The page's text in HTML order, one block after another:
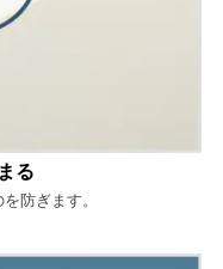
る
防ぎます。